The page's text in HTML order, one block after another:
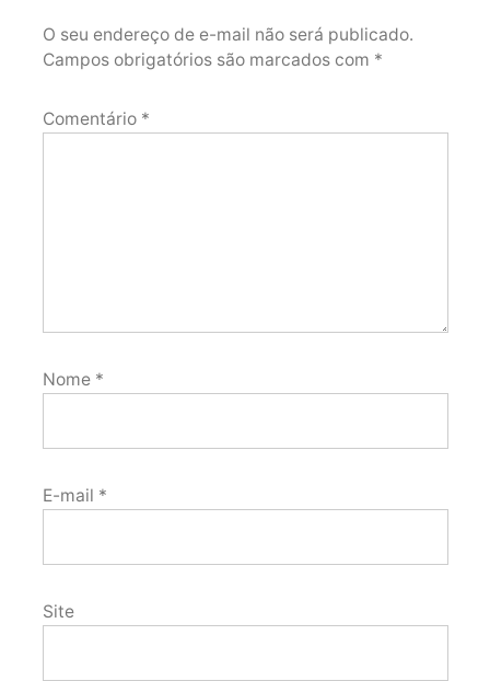
O seu endereço de e-mail não será publicado.
Campos obrigatórios são marcados com *
Comentário *
Nome *
E-mail *
Site